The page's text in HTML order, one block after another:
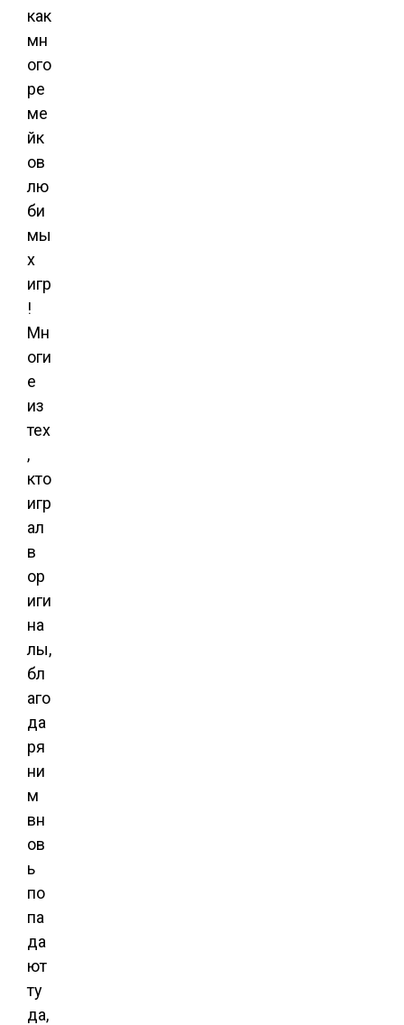
как
мн
ого
ре
ме
йк
ов
лю
би
мы
х
игр
!
Мн
оги
е
из
тех
,
кто
игр
ал
в
ор
иги
на
лы,
бл
аго
да
ря
ни
м
вн
ов
ь
по
па
да
ют
ту
да,